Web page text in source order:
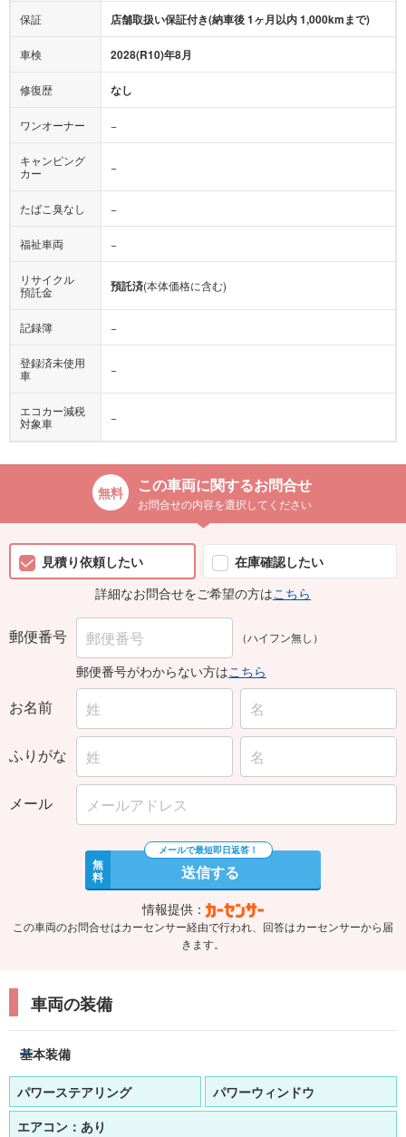
保証 店舗取扱い保証付き(納車後 1ヶ月以内 1,000kmまで)
車検 2028(R10)年8月
修復歴 なし
ワンオーナー −
キャンピング
カー
−
たばこ臭なし −
福祉車両 −
リサイクル
預託金
預託済(本体価格に含む)
記録簿 −
登録済未使用
車
−
エコカー減税
対象車
−
この車両に関するお問合せ
お問合せの内容を選択してください
見積り依頼したい
在庫確認したい
詳細なお問合せをご希望の方はこちら
郵便番号 （ハイフン無し）
郵便番号がわからない方はこちら
お名前
ふりがな
メール
無
料 送信する
情報提供：
この車両のお問合せはカーセンサー経由で行われ、回答はカーセンサーから届
きます。
車両の装備
基本装備
パワーステアリング
パワーウィンドウ
エアコン： あり